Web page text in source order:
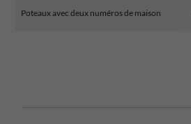
Poteaux avec deux numéros de maison